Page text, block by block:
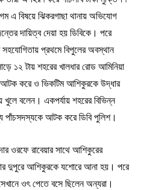
এ বিষয়ে ঝিকরগাছা থানায় অভিযোগ
দায়িত্ব দেয়া হয় ডিবিকে। পরে
প্রথমে বিপুলের অবস্থান
১২ টায় শহরের খালধার রোড আমিনিয়া
আটক করে ও ভিকটিম আশিকুরকে উদ্ধার
খুলে বলেন। একপর্যায় শহরের বিভিন্ন
পাঁচসদস্যকে আটক করে ডিবি পুলিশ।
ওরফে রাবেয়ার সাথে আশিকুরের
দুপুরে আশিকুরকে যশোরে আনা হয়। পরে
ওৎ পেতে বসে ছিলেন অন্যরা।